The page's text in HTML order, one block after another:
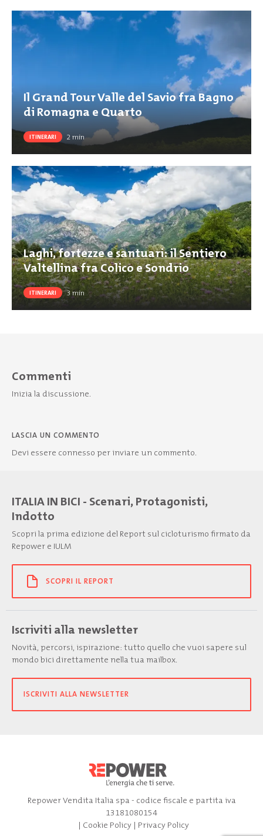
Il Grand Tour Valle del Savio fra Bagno
di Romagna e Quarto
ITINERARI 2min
Laghi, fortezze e santuari: il Sentiero
Valtellina fra Colico e Sondrio
ITINERARI 3 min
Commenti
Inizia la discussione.
LASCIA UN COMMENTO
Devi essere connesso per inviare un commento.
ITALIA IN BICI - Scenari, Protagonisti,
Indotto
Scopri la prima edizione del Report sul cicloturismo firmato da
Repower e IULM
SCOPRI IL REPORT
Iscriviti alla newsletter
Novità, percorsi, ispirazione: tutto quello che vuoi sapere sul
mondo bici direttamente nella tua mailbox.
ISCRIVITI ALLA NEWSLETTER
Repower Vendita Italia spa - codice fiscale e partita iva
13181080154
| Cookie Policy| Privacy Policy